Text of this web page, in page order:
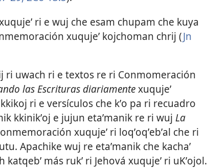
ri e wuj che esam chupam che kuya
xuqujeʼ kojchoman chrij (Jn
ri uwach ri e textos re ri Conmomeración
las Escrituras diariamentexuqujeʼ
ri e versículos che kʼo pa ri recuadro
kkinikʼoj e jujun etaʼmanik re ri wuj La
xuqujeʼ ri loqʼoqʼebʼal che ri
Apachike wuj re etaʼmanik che kachaʼ
más rukʼ ri Jehová xuqujeʼ ri uKʼojol.